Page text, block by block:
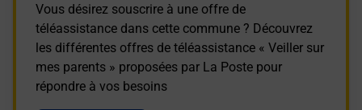
Vous désirez souscrire à une offre de
téléassistance dans cette commune ? Découvrez
les différentes offres de téléassistance « Veiller sur
mes parents » proposées par La Poste pour
répondre à vos besoins